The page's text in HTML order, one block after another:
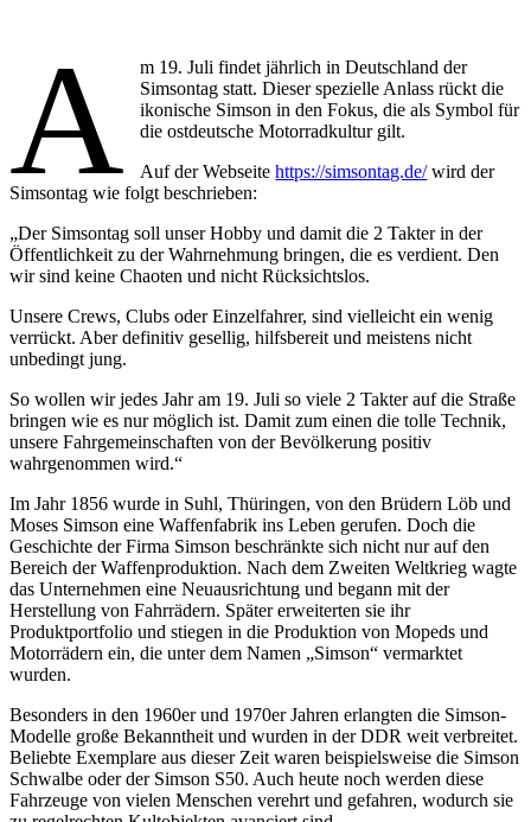
A
m 19. Juli findet jährlich in Deutschland der
Simsontag statt. Dieser spezielle Anlass rückt die
ikonische Simson in den Fokus, die als Symbol für
die ostdeutsche Motorradkultur gilt.
Auf der Webseitehttps://simsontag.de/wird der
Simsontag wie folgt beschrieben:
„Der Simsontag soll unser Hobby und damit die 2 Takter in der
Öffentlichkeit zu der Wahrnehmung bringen, die es verdient. Den
wir sind keine Chaoten und nicht Rücksichtslos.
Unsere Crews, Clubs oder Einzelfahrer, sind vielleicht ein wenig
verrückt. Aber definitiv gesellig, hilfsbereit und meistens nicht
unbedingt jung.
So wollen wir jedes Jahr am 19. Juli so viele 2 Takter auf die Straße
bringen wie es nur möglich ist. Damit zum einen die tolle Technik,
unsere Fahrgemeinschaften von der Bevölkerung positiv
wahrgenommen wird.“
Im Jahr 1856 wurde in Suhl, Thüringen, von den Brüdern Löb und
Moses Simson eine Waffenfabrik ins Leben gerufen. Doch die
Geschichte der Firma Simson beschränkte sich nicht nur auf den
Bereich der Waffenproduktion. Nach dem Zweiten Weltkrieg wagte
das Unternehmen eine Neuausrichtung und begann mit der
Herstellung von Fahrrädern. Später erweiterten sie ihr
Produktportfolio und stiegen in die Produktion von Mopeds und
Motorrädern ein, die unter dem Namen „Simson“ vermarktet
wurden.
Besonders in den 1960er und 1970er Jahren erlangten die Simson-
Modelle große Bekanntheit und wurden in der DDR weit verbreitet.
Beliebte Exemplare aus dieser Zeit waren beispielsweise die Simson
Schwalbe oder der Simson S50. Auch heute noch werden diese
Fahrzeuge von vielen Menschen verehrt und gefahren, wodurch sie